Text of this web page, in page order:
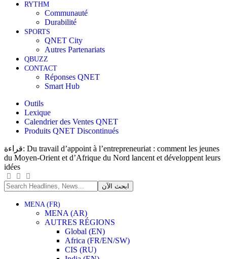
RYTHM
Communauté
Durabilité
SPORTS
QNET City
Autres Partenariats
QBUZZ
CONTACT
Réponses QNET
Smart Hub
Outils
Lexique
Calendrier des Ventes QNET
Produits QNET Discontinués
قراءة: Du travail d’appoint à l’entrepreneuriat : comment les jeunes
du Moyen-Orient et d’Afrique du Nord lancent et développent leurs
idées
MENA (FR)
MENA (AR)
AUTRES RÉGIONS
Global (EN)
Africa (FR/EN/SW)
CIS (RU)